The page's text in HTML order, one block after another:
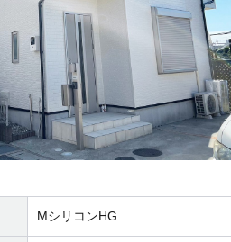
MシリコンHG